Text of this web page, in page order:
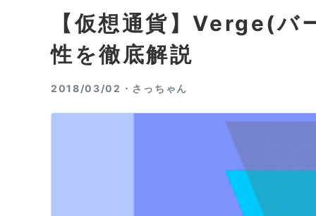
【仮想通貨】Verge(
性を徹底解説
2018/03/02・ さっちゃん